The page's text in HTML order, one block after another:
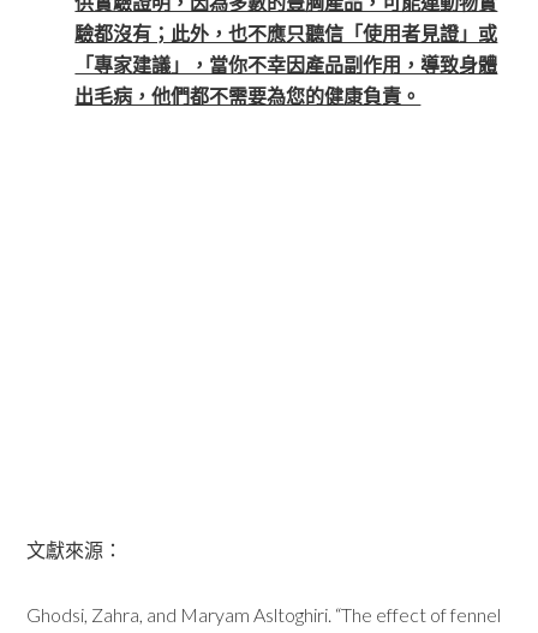
驗都沒有；此外，也不應只聽信「使用者見證」或
「專家建議」，當你不幸因產品副作用，導致身體
出毛病，他們都不需要為您的健康負責。
文獻來源：
Ghodsi, Zahra, and Maryam Asltoghiri. “The effect of fennel